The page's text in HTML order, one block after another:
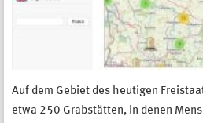
Auf dem Gebiet des heutigen
etwa 250 Grabstätten, in denen